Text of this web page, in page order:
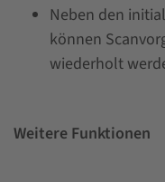
Neben den
können
wiederholt
Weitere Funktionen